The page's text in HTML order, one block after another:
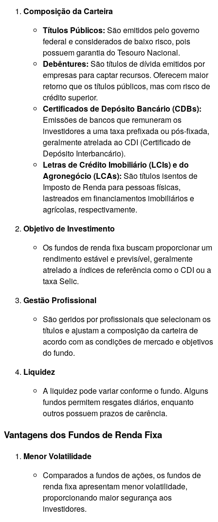
Composição da Carteira
Títulos Públicos: São emitidos pelo governo
federal e considerados de baixo risco, pois
possuem garantia do Tesouro Nacional.
Debêntures: São títulos de dívida emitidos por
empresas para captar recursos. Oferecem maior
retorno que os títulos públicos, mas com risco de
crédito superior.
Certificados de Depósito Bancário (CDBs):
Emissões de bancos que remuneram os
investidores a uma taxa prefixada ou pós-fixada,
geralmente atrelada ao CDI (Certificado de
Depósito Interbancário).
Letras de Crédito Imobiliário (LCIs) e do
Agronegócio (LCAs): São títulos isentos de
Imposto de Renda para pessoas físicas,
lastreados em financiamentos imobiliários e
agrícolas, respectivamente.
Objetivo de Investimento
Os fundos de renda fixa buscam proporcionar um
rendimento estável e previsível, geralmente
atrelado a índices de referência como o CDI ou a
taxa Selic.
Gestão Profissional
São geridos por profissionais que selecionam os
títulos e ajustam a composição da carteira de
acordo com as condições de mercado e objetivos
do fundo.
Liquidez
A liquidez pode variar conforme o fundo. Alguns
fundos permitem resgates diários, enquanto
outros possuem prazos de carência.
Vantagens dos Fundos de Renda Fixa
Menor Volatilidade
Comparados a fundos de ações, os fundos de
renda fixa apresentam menor volatilidade,
proporcionando maior segurança aos
investidores.